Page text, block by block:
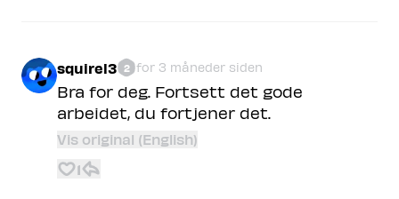
squirel3 2 for 3 måneder siden
Bra for deg. Fortsett det gode
arbeidet, du fortjener det.
Vis original (English)
1